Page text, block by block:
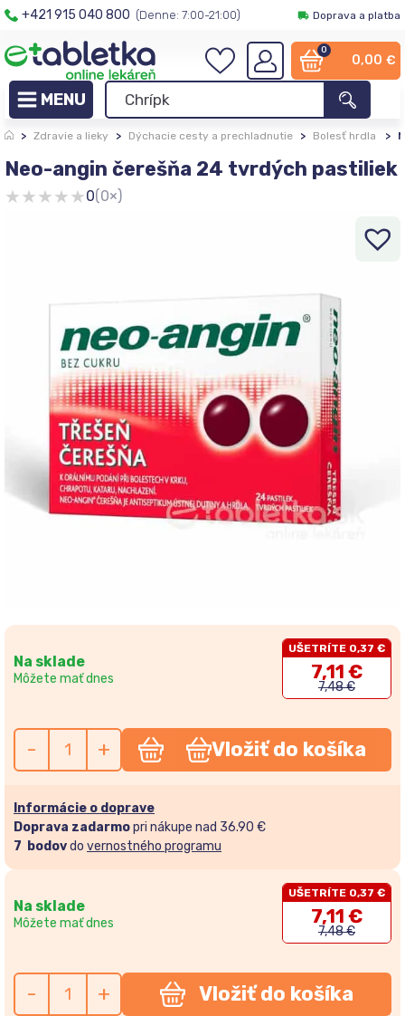
+421 915 040 800 (Denne: 7:00-21:00) Doprava a platba
0
0,00 €
> Zdravie a lieky > Dýchacie cesty a prechladnutie > Bolesť hrdla >
Neo-angin čerešňa 24 tvrdých pastiliek
★★★★★0(0×)
Na sklade
Môžete mať dnes
UŠETRÍTE 0,37 €
7,11 €
7,48 €
- + Vložiť do košíka
Informácie o doprave
Doprava zadarmopri nákupe nad 36.90 €
7 bodovdo vernostného programu
Na sklade
Môžete mať dnes
UŠETRÍTE 0,37 €
7,11 €
7,48€
- + Vložiť do košíka